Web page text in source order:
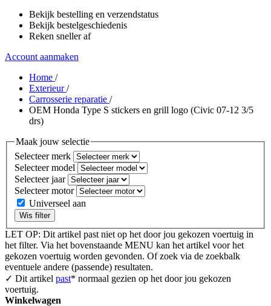
Bekijk bestelling en verzendstatus
Bekijk bestelgeschiedenis
Reken sneller af
Account aanmaken
Home /
Exterieur/
Carrosserie reparatie /
OEM Honda Type S stickers en grill logo (Civic 07-12 3/5
drs)
Maak jouw selectie
Selecteer merk
Selecteer model
Selecteer jaar
Selecteer motor
Universeel aan
Wis filter
LET OP: Dit artikel past niet op het door jou gekozen voertuig in
het filter. Via het bovenstaande MENU kan het artikel voor het
gekozen voertuig worden gevonden. Of zoek via de zoekbalk
eventuele andere (passende) resultaten.
✓ Dit artikel past* normaal gezien op het door jou gekozen
voertuig.
Winkelwagen